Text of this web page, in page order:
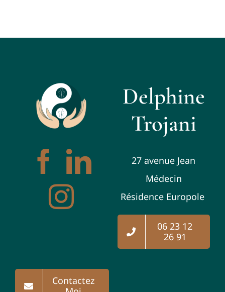
Delphine
Trojani
27 avenue Jean
Médecin
Résidence Europole
06 23 12
26 91
Contactez